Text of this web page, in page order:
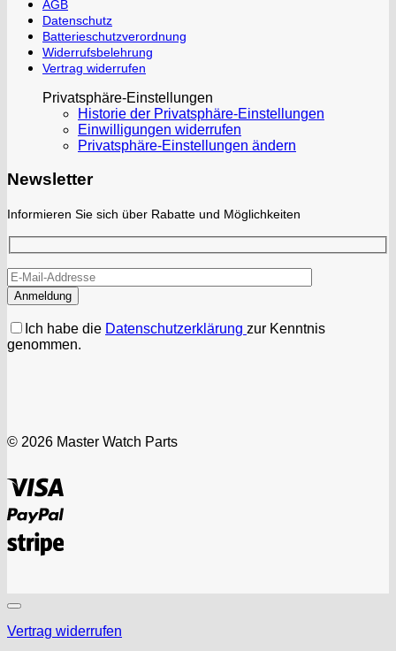
AGB
Datenschutz
Batterieschutzverordnung
Widerrufsbelehrung
Vertrag widerrufen
Privatsphäre-Einstellungen
Historie der Privatsphäre-Einstellungen
Einwilligungen widerrufen
Privatsphäre-Einstellungen ändern
Newsletter
Informieren Sie sich über Rabatte und Möglichkeiten
Ich habe die Datenschutzerklärung zur Kenntnis
genommen.
© 2026 Master Watch Parts
PayPal
Stripe
Vertrag widerrufen